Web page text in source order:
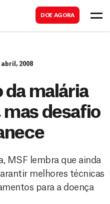
DOE AGORA
abril, 2008
malária
mas desafio
MSF lembra que ainda
melhores técnicas
para a doença